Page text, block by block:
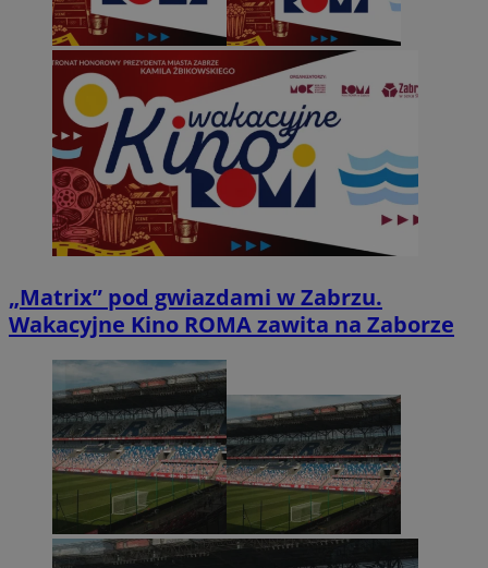
„Matrix” pod gwiazdami w Zabrzu.
Wakacyjne Kino ROMA zawita na Zaborze